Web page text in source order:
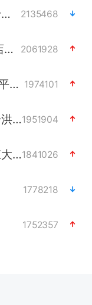
白海豚对华东华北影响会大于巴威 2135468
于东来回应胖东来近25年老店年底关闭 2061928
以拒绝“和平委员会”的加沙和平计划 1974101
浙江省甬江发生2026年第1号洪水1951904
全球最大级别运输船通过长江大桥1841026
1778218
1752357